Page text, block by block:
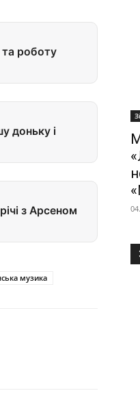
роботу
доньку і
з Арсеном
музика